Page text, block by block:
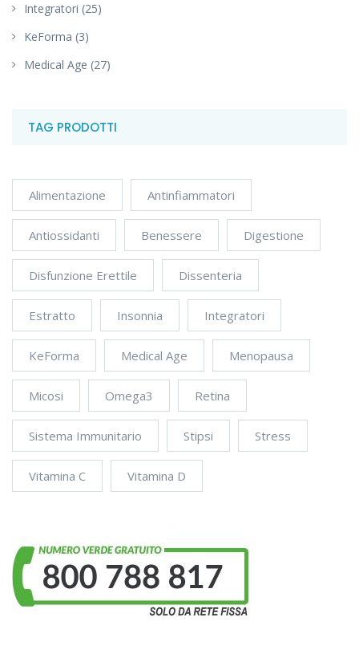
Integratori (25)
KeForma (3)
Medical Age (27)
TAG PRODOTTI
Alimentazione Antinfiammatori
Antiossidanti Benessere Digestione
Disfunzione Erettile Dissenteria
Estratto Insonnia Integratori
KeForma Medical Age Menopausa
Micosi Omega3 Retina
Sistema Immunitario Stipsi Stress
Vitamina C Vitamina D